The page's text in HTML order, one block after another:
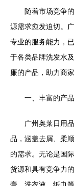
随着市场竞争
源需求愈发迫切。
专业的服务能力，
于各类品牌洗发水
廉的产品，助力商
一、丰富的产
广州奥莱日用
品，涵盖去屑、柔
的需求。无论是国
货源和具有竞争力